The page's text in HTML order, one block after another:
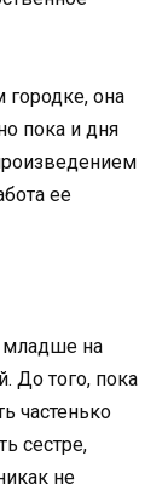
она
пока и дня
ее
младше на
До того, пока
частенько
сестре,
не